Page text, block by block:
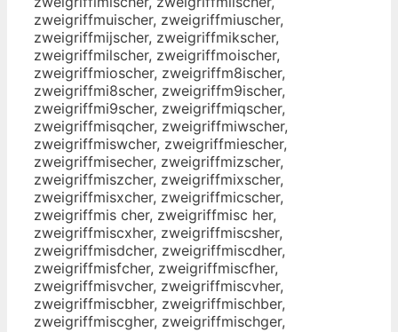
zweigriffmuischer, zweigriffmiuscher,
zweigriffmijscher, zweigriffmikscher,
zweigriffmilscher, zweigriffmoischer,
zweigriffmioscher, zweigriffm8ischer,
zweigriffmi8scher, zweigriffm9ischer,
zweigriffmi9scher, zweigriffmiqscher,
zweigriffmisqcher, zweigriffmiwscher,
zweigriffmiswcher, zweigriffmiescher,
zweigriffmisecher, zweigriffmizscher,
zweigriffmiszcher, zweigriffmixscher,
zweigriffmisxcher, zweigriffmicscher,
zweigriffmis cher, zweigriffmisc her,
zweigriffmiscxher, zweigriffmiscsher,
zweigriffmisdcher, zweigriffmiscdher,
zweigriffmisfcher, zweigriffmiscfher,
zweigriffmisvcher, zweigriffmiscvher,
zweigriffmiscbher, zweigriffmischber,
zweigriffmiscgher, zweigriffmischger,